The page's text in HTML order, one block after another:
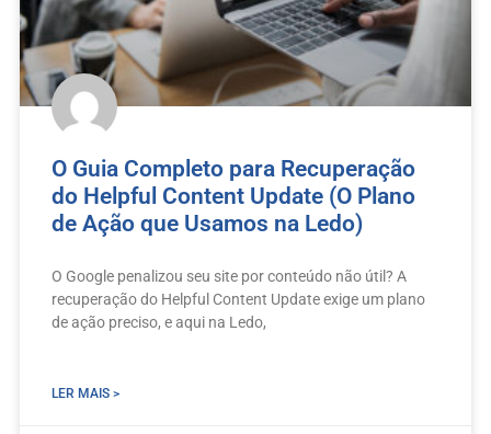
O Guia Completo para Recuperação
do Helpful Content Update (O Plano
de Ação que Usamos na Ledo)
O Google penalizou seu site por conteúdo não útil? A
recuperação do Helpful Content Update exige um plano
de ação preciso, e aqui na Ledo,
LER MAIS >